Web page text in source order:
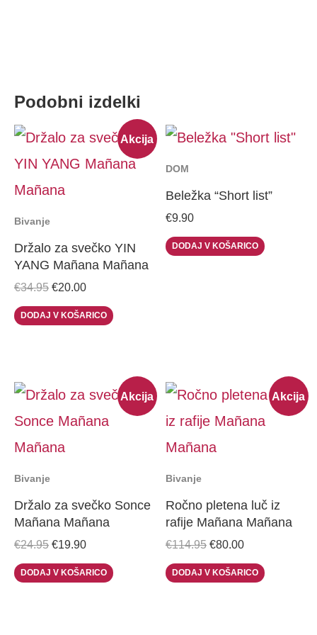
Podobni izdelki
Akcija
Bivanje
Držalo za svečko YIN
YANG Mañana Mañana
€34.95
Original
price
was:
€20.00
Current
price
is:
DODAJ V KOŠARICO
DOM
Beležka “Short list”
€9.90
DODAJ V KOŠARICO
Akcija
Bivanje
Držalo za svečko Sonce
Mañana Mañana
€24.95
Original
price
was:
€19.90
Current
price
is:
DODAJ V KOŠARICO
Akcija
Bivanje
Ročno pletena luč iz
rafije Mañana Mañana
€114.95
Original
price
was:
€80.00
Current
price
is:
DODAJ V KOŠARICO